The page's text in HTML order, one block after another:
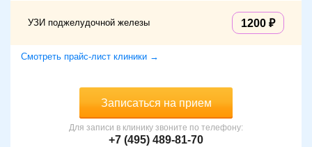
УЗИ поджелудочной железы 1200
Смотреть прайс-лист клиники →
Записаться на прием
Для записи в клинику звоните по телефону:
+7 (495) 489-81-70